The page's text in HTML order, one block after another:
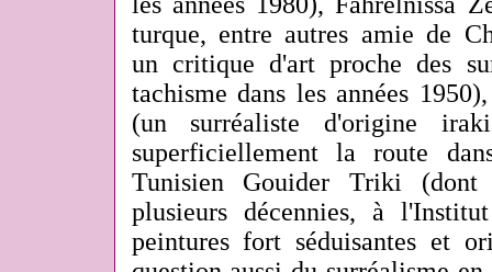
turque, entre autres amie de
un critique d'art proche des
tachisme dans les années
(un surréaliste d'origine
superficiellement la route
Tunisien Gouider Triki
plusieurs décennies, à
peintures fort séduisantes et